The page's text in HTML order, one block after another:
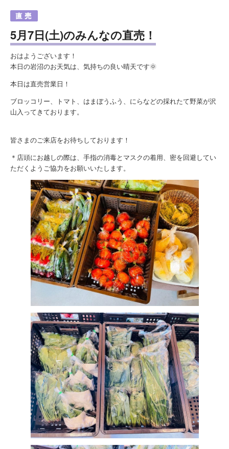
5月7日(土)のみんなの直売！
おはようございます！
本日の岩沼のお天気は、気持ちの良い晴天です🌞
本日は直売営業日！
ブロッコリー、トマト、はまぼうふう、にらなどの採れたて野菜が沢
山入ってきております。
皆さまのご来店をお待ちしております！
＊店頭にお越しの際は、手指の消毒とマスクの着用、密を回避してい
ただくようご協力をお願いいたします。